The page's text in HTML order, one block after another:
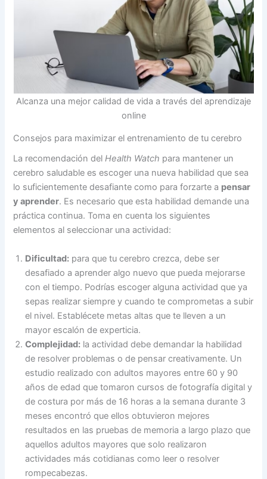
Alcanza una mejor calidad de vida a través del aprendizaje
online
Consejos para maximizar el entrenamiento de tu cerebro
La recomendación delHealth Watch para mantener un
cerebro saludable es escoger una nueva habilidad que sea
lo suficientemente desafiante como para forzarte a pensar
y aprender. Es necesario que esta habilidad demande una
práctica continua. Toma en cuenta los siguientes
elementos al seleccionar una actividad:
Dificultad: para que tu cerebro crezca, debe ser
desafiado a aprender algo nuevo que pueda mejorarse
con el tiempo. Podrías escoger alguna actividad que ya
sepas realizar siempre y cuando te comprometas a subir
el nivel. Establécete metas altas que te lleven a un
mayor escalón de experticia.
Complejidad: la actividad debe demandar la habilidad
de resolver problemas o de pensar creativamente. Un
estudio realizado con adultos mayores entre 60 y 90
años de edad que tomaron cursos de fotografía digital y
de costura por más de 16 horas a la semana durante 3
meses encontró que ellos obtuvieron mejores
resultados en las pruebas de memoria a largo plazo que
aquellos adultos mayores que solo realizaron
actividades más cotidianas como leer o resolver
rompecabezas.